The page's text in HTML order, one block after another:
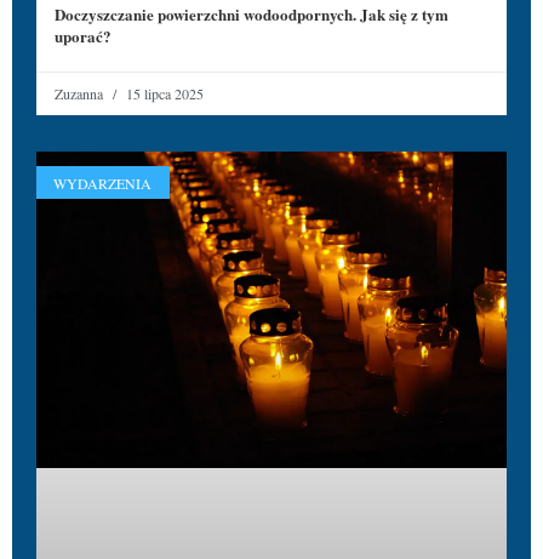
Doczyszczanie powierzchni wodoodpornych. Jak się z tym
uporać?
Zuzanna 15 lipca 2025
WYDARZENIA